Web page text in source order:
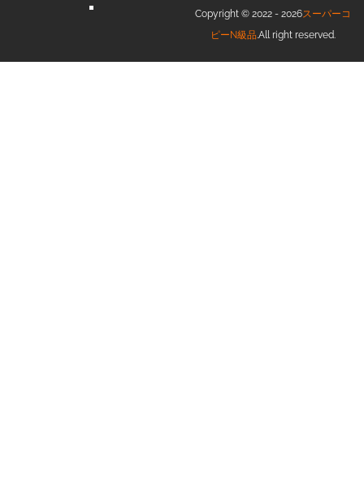
Copyright © 2022 - 2026スーパーコ
ピーN級品.All right reserved.